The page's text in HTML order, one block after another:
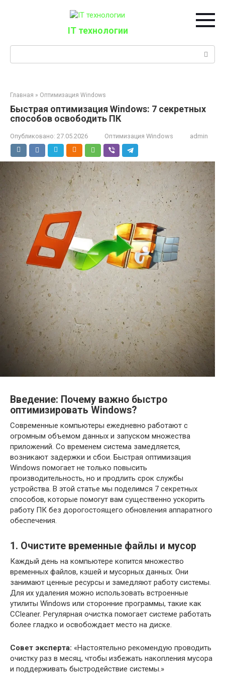
IT технологии
Главная » Оптимизация Windows
Быстрая оптимизация Windows: 7 секретных
способов освободить ПК
Опубликовано: 27.05.2026 Оптимизация Windows admin
Введение: Почему важно быстро
оптимизировать Windows?
Современные компьютеры ежедневно работают с
огромным объемом данных и запуском множества
приложений. Со временем система замедляется,
возникают задержки и сбои. Быстрая оптимизация
Windows помогает не только повысить
производительность, но и продлить срок службы
устройства. В этой статье мы поделимся 7 секретных
способов, которые помогут вам существенно ускорить
работу ПК без дорогостоящего обновления аппаратного
обеспечения.
1. Очистите временные файлы и мусор
Каждый день на компьютере копится множество
временных файлов, кэшей и мусорных данных. Они
занимают ценные ресурсы и замедляют работу системы.
Для их удаления можно использовать встроенные
утилиты Windows или сторонние программы, такие как
CCleaner. Регулярная очистка помогает системе работать
более гладко и освобождает место на диске.
Совет эксперта: «Настоятельно рекомендую проводить
очистку раз в месяц, чтобы избежать накопления мусора
и поддерживать быстродействие системы.»